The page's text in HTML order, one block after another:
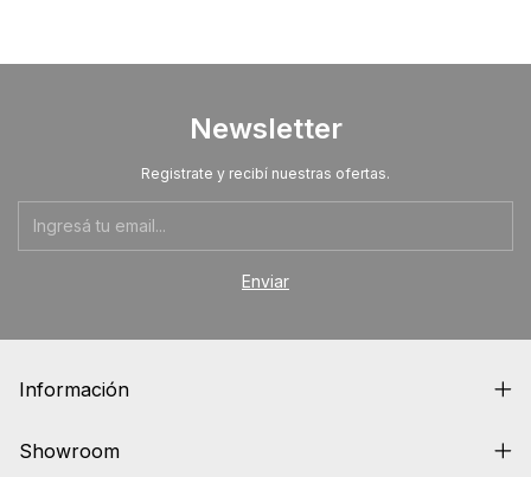
Newsletter
Registrate y recibí nuestras ofertas.
Información
Showroom